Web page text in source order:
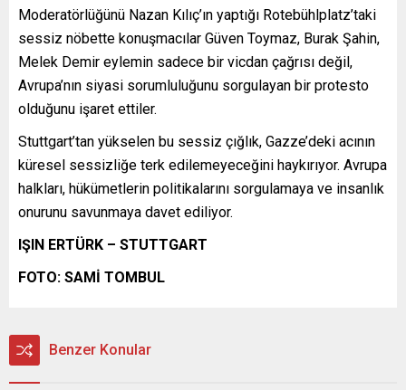
Moderatörlüğünü Nazan Kılıç’ın yaptığı Rotebühlplatz’taki
sessiz nöbette konuşmacılar Güven Toymaz, Burak Şahin,
Melek Demir eylemin sadece bir vicdan çağrısı değil,
Avrupa’nın siyasi sorumluluğunu sorgulayan bir protesto
olduğunu işaret ettiler.
Stuttgart’tan yükselen bu sessiz çığlık, Gazze’deki acının
küresel sessizliğe terk edilemeyeceğini haykırıyor. Avrupa
halkları, hükümetlerin politikalarını sorgulamaya ve insanlık
onurunu savunmaya davet ediliyor.
IŞIN ERTÜRK – STUTTGART
FOTO: SAMİ TOMBUL
Benzer Konular